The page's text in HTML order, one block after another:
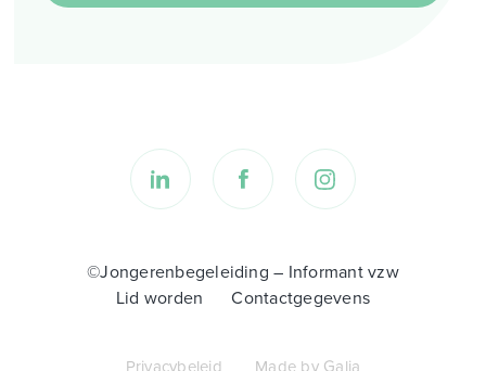
©Jongerenbegeleiding – Informant vzw
Lid worden
Contactgegevens